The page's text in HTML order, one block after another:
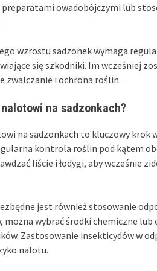
owadobójczymi lub
wzrostu sadzonek wymaga
się szkodniki. Im wcześniej
zwalczanie i ochrona roślin.
na sadzonkach?
na sadzonkach to kluczowy krok
kontrola roślin pod kątem
liście i łodygi, aby wcześnie
jest również stosowanie
można wybrać środki chemiczne
Zastosowanie insekticydów w
nalotu.